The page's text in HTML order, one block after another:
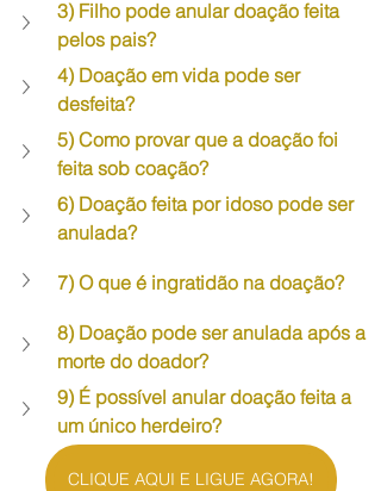
3) Filho pode anular doação feita
pelos pais?
4) Doação em vida pode ser
desfeita?
5) Como provar que a doação foi
feita sob coação?
6) Doação feita por idoso pode ser
anulada?
7) O que é ingratidão na doação?
8) Doação pode ser anulada após a
morte do doador?
9) É possível anular doação feita a
um único herdeiro?
CLIQUE AQUI E LIGUE AGORA!